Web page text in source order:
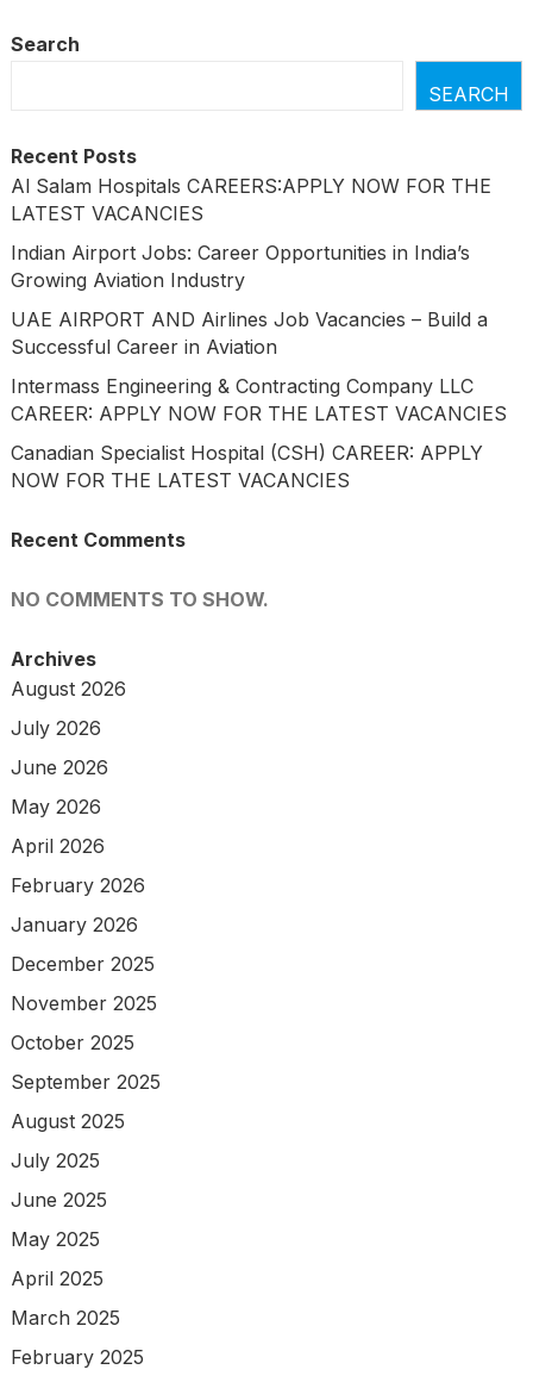
Search
SEARCH
Recent Posts
Al Salam Hospitals CAREERS:APPLY NOW FOR THE
LATEST VACANCIES
Indian Airport Jobs: Career Opportunities in India’s
Growing Aviation Industry
UAE AIRPORT AND Airlines Job Vacancies – Build a
Successful Career in Aviation
Intermass Engineering & Contracting Company LLC
CAREER: APPLY NOW FOR THE LATEST VACANCIES
Canadian Specialist Hospital (CSH) CAREER: APPLY
NOW FOR THE LATEST VACANCIES
Recent Comments
NO COMMENTS TO SHOW.
Archives
August 2026
July 2026
June 2026
May 2026
April 2026
February 2026
January 2026
December 2025
November 2025
October 2025
September 2025
August 2025
July 2025
June 2025
May 2025
April 2025
March 2025
February 2025